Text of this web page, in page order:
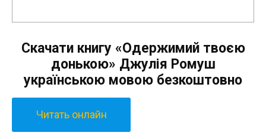
Скачати книгу «Одержимий твоєю
донькою» Джулія Ромуш
українською мовою безкоштовно
Читать онлайн